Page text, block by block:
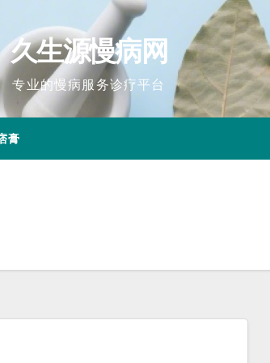
久生源慢病网
专业的慢病服务诊疗平台
膏